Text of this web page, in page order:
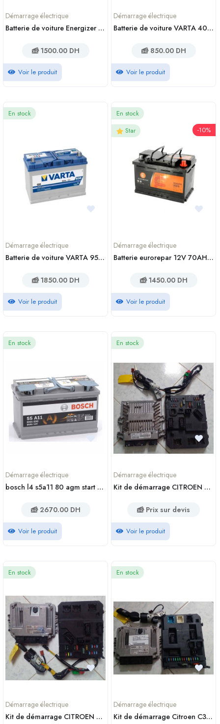
Démarrage électrique
Batterie de voiture Energizer 95Ah
1500.00 DH
Voir le produit
Démarrage électrique
Batterie de voiture VARTA 40Ah A15
850.00 DH
Voir le produit
En stock
Démarrage électrique
Batterie de voiture VARTA 95Ah G8
1850.00 DH
Voir le produit
En stock
Star
-10%
Démarrage électrique
Batterie eurorepar 12V 70AH 640A
1450.00 DH
Voir le produit
En stock
Démarrage électrique
bosch l4 s5a11 80 agm start stop batterie battery service casablanca maroc
2670.00 DH
Voir le produit
En stock
Démarrage électrique
Kit de démarrage CITROEN C3 1 Diesel d occasion
Prix sur devis
Voir le produit
En stock
Démarrage électrique
Kit de démarrage CITROEN C3 1 phase 1 1.4 Diesel
En stock
Démarrage électrique
Kit de démarrage Citroen C3 2 PHASE 1 1.4 Diesel